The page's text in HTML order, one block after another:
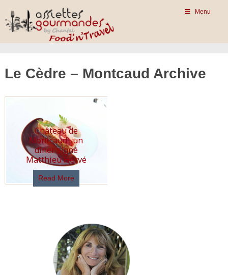
Menu
Le Cèdre – Montcaud Archive
Château de
Montcaud : un
dîner signé
Matthieu Hervé
Read More